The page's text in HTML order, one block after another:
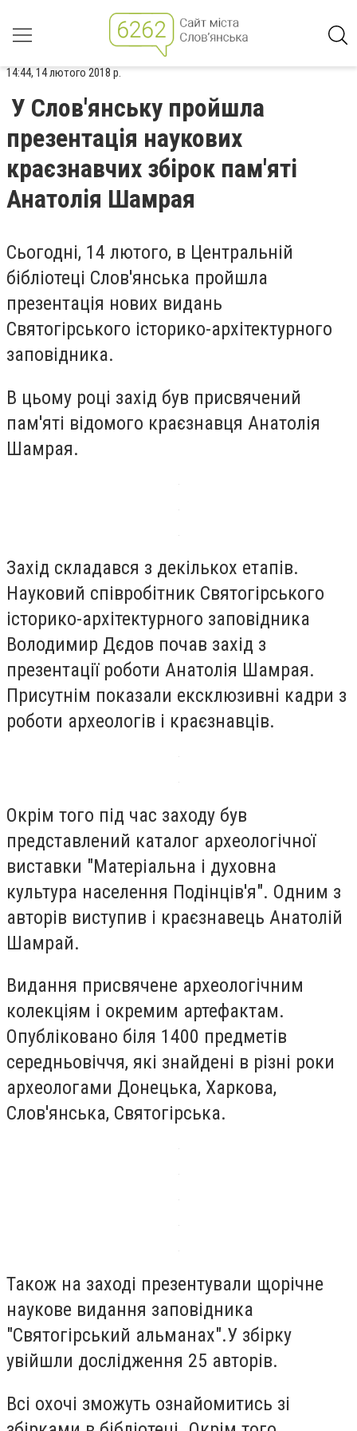
14:44, 14 лютого 2018 р.
У Слов'янську пройшла
презентація наукових
краєзнавчих збірок пам'яті
Анатолія Шамрая
Сьогодні, 14 лютого, в Центральній
бібліотеці Слов'янська пройшла
презентація нових видань
Святогірського історико-архітектурного
заповідника.
В цьому році захід був присвячений
пам'яті відомого краєзнавця Анатолія
Шамрая.
Захід складався з декількох етапів.
Науковий співробітник Святогірського
історико-архітектурного заповідника
Володимир Дєдов почав захід з
презентації роботи Анатолія Шамрая.
Присутнім показали ексклюзивні кадри з
роботи археологів і краєзнавців.
Окрім того під час заходу був
представлений каталог археологічної
виставки "Матеріальна і духовна
культура населення Подінців'я". Одним з
авторів виступив і краєзнавець Анатолій
Шамрай.
Видання присвячене археологічним
колекціям і окремим артефактам.
Опубліковано біля 1400 предметів
середньовіччя, які знайдені в різні роки
археологами Донецька, Харкова,
Слов'янська, Святогірська.
Також на заході презентували щорічне
наукове видання заповідника
"Святогірський альманах".У збірку
увійшли дослідження 25 авторів.
Всі охочі зможуть ознайомитись зі